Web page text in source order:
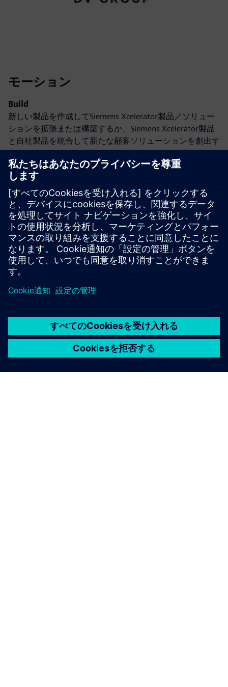
モーション
Build
新しい製品を作成してSiemens Xcelerator製品／ソリュー
ションを拡張または構築するか、Siemens Xcelerator製品
と自社製品を統合して新たな顧客ソリューションを創出す
る
Sell
Siemens Xceleratorでのソフトウェアおよびデジタル対応
ハードウェアの再販／共同販売
Service
Siemens Xcelerator製品／ソリューションに、お客様の実
装、統合、運用、または保守を支援するサービスを提供